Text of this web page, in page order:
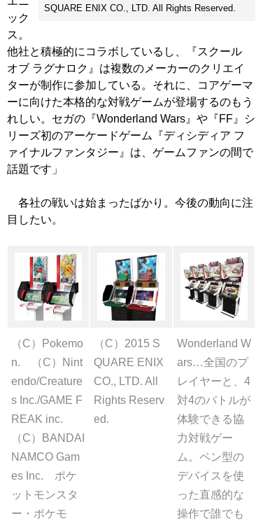
SQUARE ENIX CO., LTD. All Rights Reserved.
ック
ス。
他社と積極的にコラボしているし、『スクール
オブ ラグナロク』は複数のメーカーのクリエイ
ターが制作に参加している。それに、コアゲーマ
ーに向けた本格的な対戦ゲームが登場するのもう
れしい。セガの『Wonderland Wars』や『FF』シ
リーズ初のアーケードゲーム『ディシディア フ
ァイナルファンタジー』は、ゲームファンの間で
話題です」
各社の戦いは始まったばかり。今後の動向に注
目したい。
（C）Pokemo
n. （C）Nint
endo/Creature
s Inc./GAME F
REAK inc.
（C）BANDAI
NAMCO Gam
es Inc. ポケ
ットモンスタ
ー・ポケモ
（C）2015 S
QUARE ENIX
CO., LTD. All
Rights Reserv
ed.
Wonderland W
ars…全国のプ
レイヤーと、4
対4のバトルが
体験できる協
力対戦ゲー
ム。ペン型の
デバイスを使
った直感的な
操作で誰でも